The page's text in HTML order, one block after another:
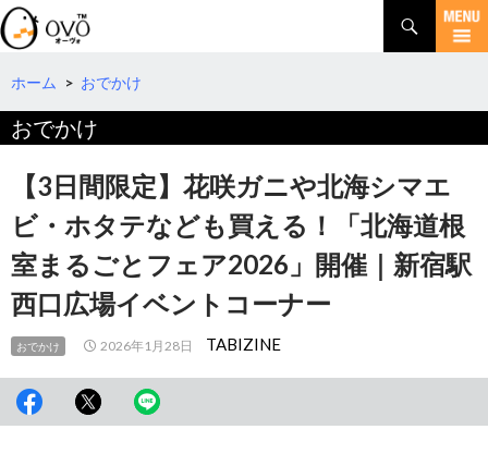
検
索
コ
テ
ツ
へ
ホーム > おでかけ
おでかけ
【3日間限定】花咲ガニや北海シマエ
ビ・ホタテなども買える！「北海道根
室まるごとフェア2026」開催｜新宿駅
西口広場イベントコーナー
おでかけ 2026年1月28日 TABIZINE